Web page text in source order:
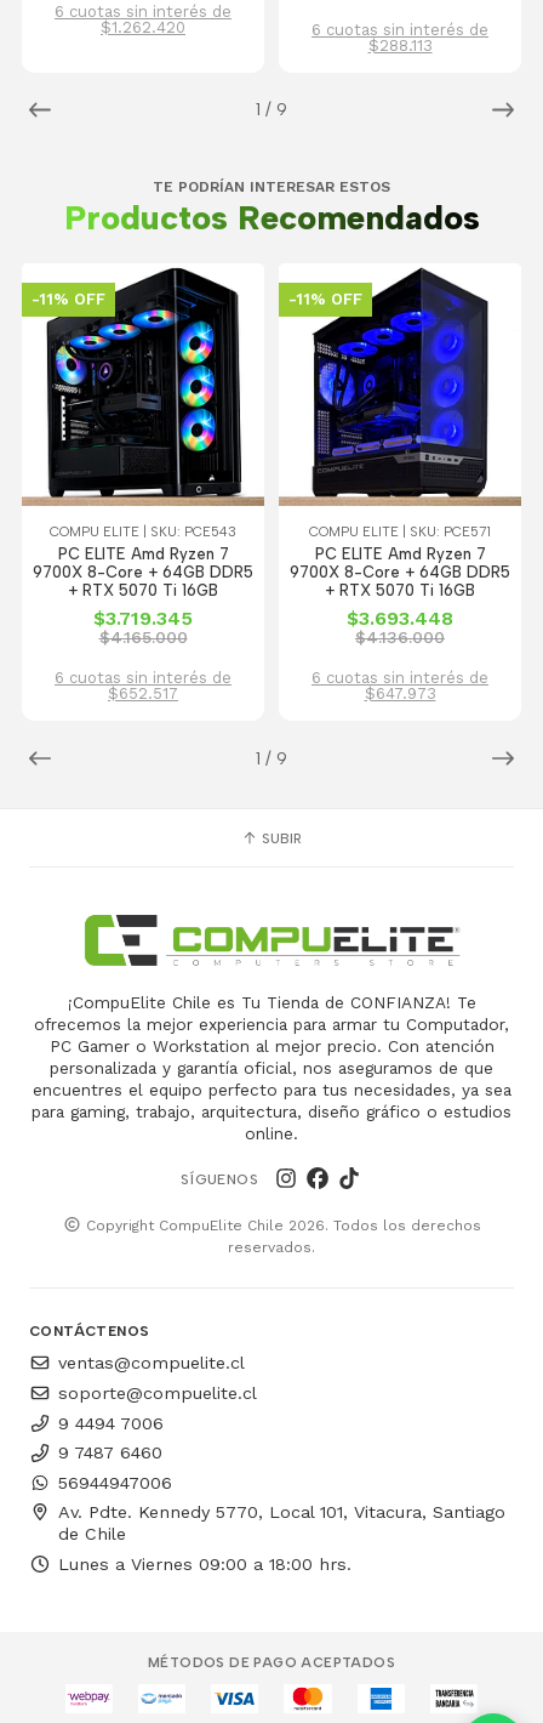
1 / 9
6 cuotas sin interés de
$1.262.420
6 cuotas sin interés de
$288.113
TE PODRÍAN INTERESAR ESTOS
Productos Recomendados
1 / 9
-11% OFF
COMPU ELITE | SKU: PCE543
PC ELITE Amd Ryzen 7
9700X 8-Core + 64GB DDR5
+ RTX 5070 Ti 16GB
$3.719.345
$4.165.000
6 cuotas sin interés de
$652.517
-11% OFF
COMPU ELITE | SKU: PCE571
PC ELITE Amd Ryzen 7
9700X 8-Core + 64GB DDR5
+ RTX 5070 Ti 16GB
$3.693.448
$4.136.000
6 cuotas sin interés de
$647.973
SUBIR
¡CompuElite Chile es Tu Tienda de CONFIANZA! Te
ofrecemos la mejor experiencia para armar tu Computador,
PC Gamer o Workstation al mejor precio. Con atención
personalizada y garantía oficial, nos aseguramos de que
encuentres el equipo perfecto para tus necesidades, ya sea
para gaming, trabajo, arquitectura, diseño gráfico o estudios
online.
SÍGUENOS
Copyright CompuElite Chile 2026. Todos los derechos
reservados.
CONTÁCTENOS
ventas@compuelite.cl
soporte@compuelite.cl
9 4494 7006
9 7487 6460
56944947006
Av. Pdte. Kennedy 5770, Local 101, Vitacura, Santiago
de Chile
Lunes a Viernes 09:00 a 18:00 hrs.
MÉTODOS DE PAGO ACEPTADOS